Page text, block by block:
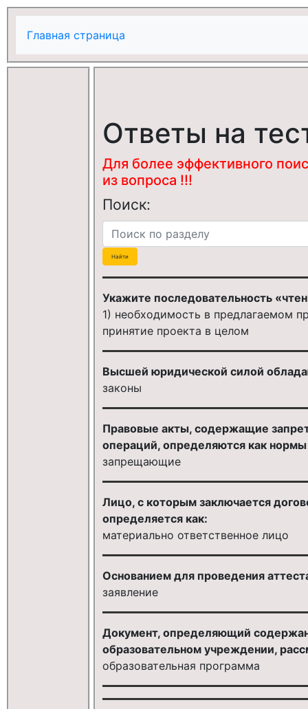
Главная страница
Ответы на
Для более эффективного
из вопроса !!!
Поиск:
Укажите последовательность
1) необходимость в предлагаемом
принятие проекта в целом
Высшей юридической силой
законы
Правовые акты, содержащие
операций, определяются как нормы
запрещающие
Лицо, с которым заключается
определяется как:
материально ответственное лицо
Основанием для проведения
заявление
Документ, определяющий
образовательном учреждении,
образовательная программа